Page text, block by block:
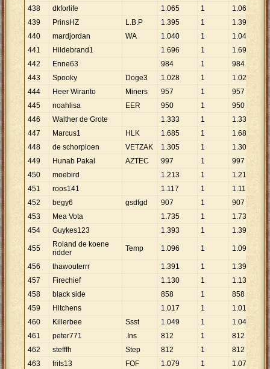
438
dkforlife 1.065 1 1.065
439
PrinsHZ L.B.P 1.395 1 1.395
440
mardjordan WA 1.040 1 1.040
441
Hildebrand1 1.696 1 1.696
442
Enne63 984 1
984
443
Spooky Doge3 1.028 1 1.028
444
Heer Wiranto Miners 957 1
957
445
noahlisa EER 950 1
950
446
Walther de Grote 1.333 1 1.333
447
Marcus1 HLK 1.685 1 1.685
448
de schorpioen VETZAK 1.305 1 1.305
449
Hunab Pakal AZTEC 997 1
997
450
moebird 1.213 1 1.213
451
roos141 1.117 1 1.117
452
begy6 gsdfgd 907 1
907
453
Mea Vota 1.735 1 1.735
454
Guykes123 1.393 1 1.393
455
Roland de koene
ridder
Temp 1.096 1 1.096
456 thawouterrr 1.391 1 1.391
457
Firechief 1.130 1 1.130
458
black side 858 1
858
459
Hitchens 1.017 1 1.017
460
Killerbee Ssst 1.049 1 1.049
461
peter771 .Ins 812 1
812
462
stefffh Step 812 1
812
463
frits13 FOF 1.079 1 1.079